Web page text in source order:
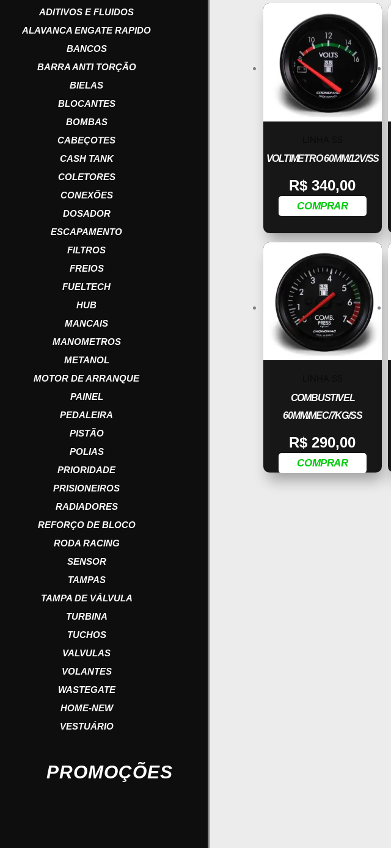
ADITIVOS E FLUIDOS
ALAVANCA ENGATE RAPIDO
BANCOS
BARRA ANTI TORÇÃO
BIELAS
BLOCANTES
BOMBAS
CABEÇOTES
CASH TANK
COLETORES
CONEXÕES
DOSADOR
ESCAPAMENTO
FILTROS
FREIOS
FUELTECH
HUB
MANCAIS
MANOMETROS
METANOL
MOTOR DE ARRANQUE
PAINEL
PEDALEIRA
PISTÃO
POLIAS
PRIORIDADE
PRISIONEIROS
RADIADORES
REFORÇO DE BLOCO
RODA RACING
SENSOR
TAMPAS
TAMPA DE VÁLVULA
TURBINA
TUCHOS
VALVULAS
VOLANTES
WASTEGATE
HOME-NEW
VESTUÁRIO
PROMOÇÕES
VOLTIMETRO 60MM/12V/SS
R$ 340,00
COMPRAR
COMBUSTIVEL
60MM/MEC/7KG/SS
R$ 290,00
COMPRAR